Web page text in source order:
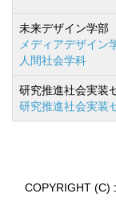
未来デザイン学部
メディアデザイン
人間社会学科
研究推進社会実装
研究推進社会実装
COPYRIGHT (C)